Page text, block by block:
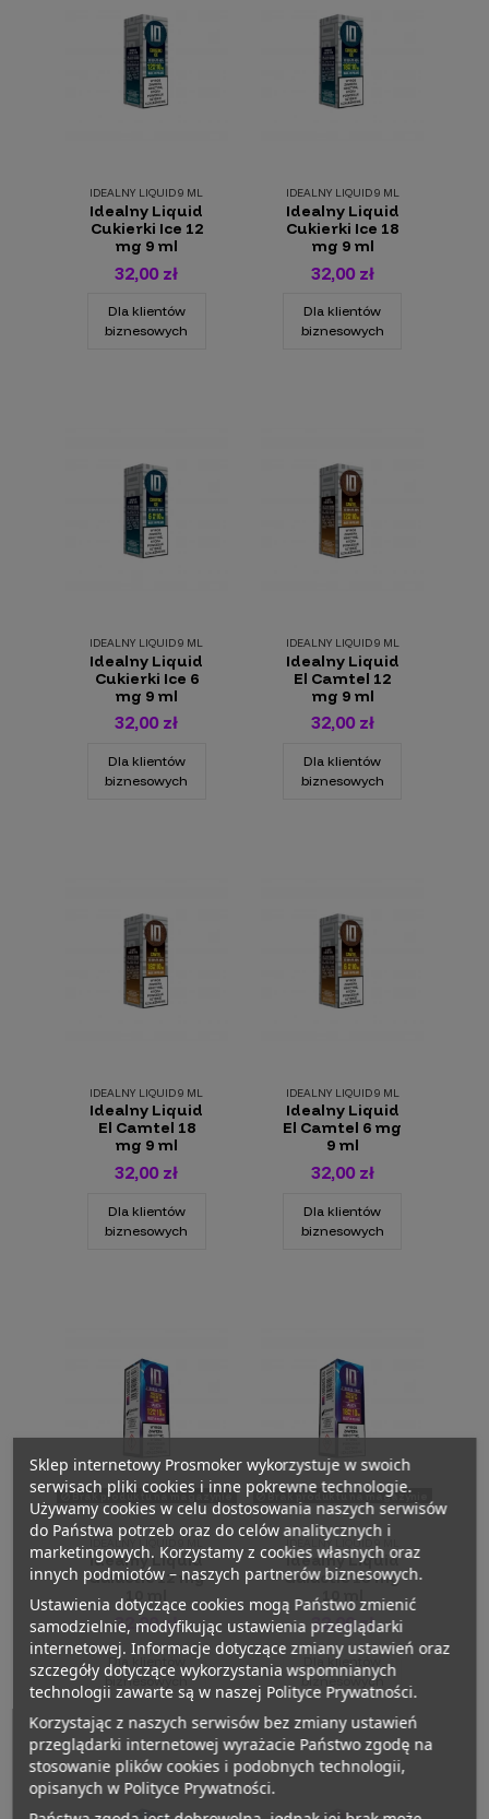
IDEALNY LIQUID 9 ML
Idealny Liquid
Cukierki Ice 12
mg 9 ml
32,00 zł
Dla klientów
biznesowych
IDEALNY LIQUID 9 ML
Idealny Liquid
Cukierki Ice 18
mg 9 ml
32,00 zł
Dla klientów
biznesowych
IDEALNY LIQUID 9 ML
Idealny Liquid
Cukierki Ice 6
mg 9 ml
32,00 zł
Dla klientów
biznesowych
IDEALNY LIQUID 9 ML
Idealny Liquid
El Camtel 12
mg 9 ml
32,00 zł
Dla klientów
biznesowych
IDEALNY LIQUID 9 ML
Idealny Liquid
El Camtel 18
mg 9 ml
32,00 zł
Dla klientów
biznesowych
IDEALNY LIQUID 9 ML
Idealny Liquid
El Camtel 6 mg
9 ml
32,00 zł
Dla klientów
biznesowych
Brak produktu na magazynie
IDEALNY LIQUID 9 ML
Idealny Liquid
Galactic 12 mg
10 ml
32,00 zł
Dla klientów
biznesowych
Brak produktu na magazynie
IDEALNY LIQUID 9 ML
Idealny Liquid
Galactic 18 mg
10 ml
32,00 zł
Dla klientów
biznesowych
Sklep internetowy Prosmoker wykorzystuje w swoich
serwisach pliki cookies i inne pokrewne technologie.
Używamy cookies w celu dostosowania naszych serwisów
do Państwa potrzeb oraz do celów analitycznych i
marketingowych. Korzystamy z cookies własnych oraz
innych podmiotów – naszych partnerów biznesowych.
Ustawienia dotyczące cookies mogą Państwo zmienić
samodzielnie, modyfikując ustawienia przeglądarki
internetowej. Informacje dotyczące zmiany ustawień oraz
szczegóły dotyczące wykorzystania wspomnianych
technologii zawarte są w naszej Polityce Prywatności.
Korzystając z naszych serwisów bez zmiany ustawień
przeglądarki internetowej wyrażacie Państwo zgodę na
stosowanie plików cookies i podobnych technologii,
opisanych w Polityce Prywatności.